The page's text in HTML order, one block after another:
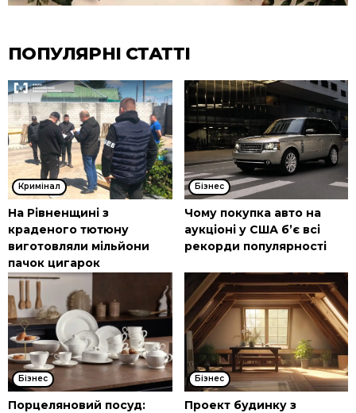
ПОПУЛЯРНІ СТАТТІ
Кримінал
На Рівненщині з
краденого тютюну
виготовляли мільйони
пачок цигарок
Бізнес
Чому покупка авто на
аукціоні у США б’є всі
рекорди популярності
Бізнес
Порцеляновий посуд:
Бізнес
Проект будинку з